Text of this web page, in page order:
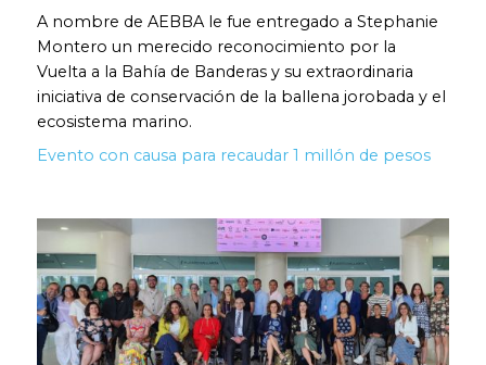
A nombre de AEBBA le fue entregado a Stephanie
Montero un merecido reconocimiento por la
Vuelta a la Bahía de Banderas y su extraordinaria
iniciativa de conservación de la ballena jorobada y el
ecosistema marino.
Evento con causa para recaudar 1 millón de pesos